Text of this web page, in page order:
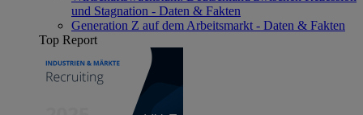
und Stagnation - Daten & Fakten
Generation Z auf dem Arbeitsmarkt - Daten & Fakten
Top Report